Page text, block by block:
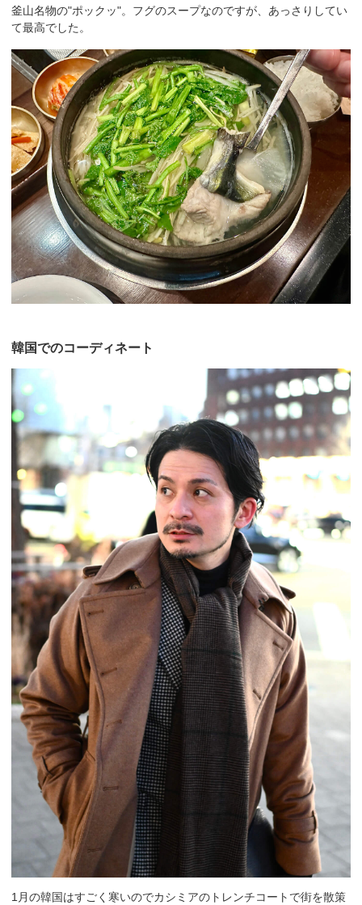
釜山名物の"ポックッ"。フグのスープなのですが、あっさりしてい
て最高でした。
韓国でのコーディネート
1月の韓国はすごく寒いのでカシミアのトレンチコートで街を散策